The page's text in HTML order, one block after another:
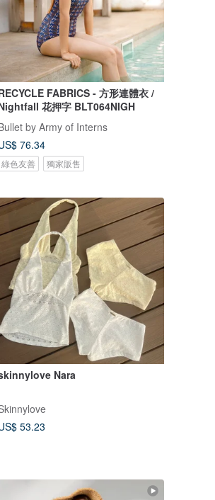
FABRICS - 方形連體衣 /
花押字 BLT064NIGH
by Army of Interns
76.34
綠色友善 獨家販售
Nara
53.23